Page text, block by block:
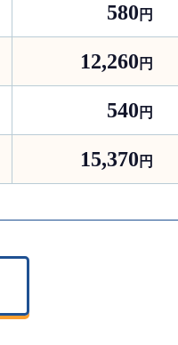
580 円
12,260 円
540 円
15,370 円